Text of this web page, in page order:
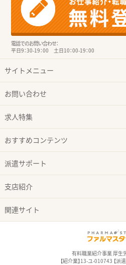
電話でのお問い合わせ：
平日9：30-19：00 土日10：00-19：00
サイトメニュー
お問い合わせ
求人特集
おすすめコンテンツ
派遣サポート
支店紹介
関連サイト
有料職業紹介事業 厚生
【紹介業】13-ユ-010743 【派